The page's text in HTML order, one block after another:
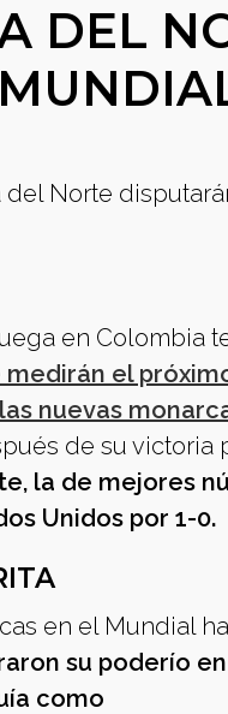
DEL
Norte
en Colombia
el
nuevas
de su victoria
la de mejores
Unidos por 1-0.
en el Mundial
su poderío
como